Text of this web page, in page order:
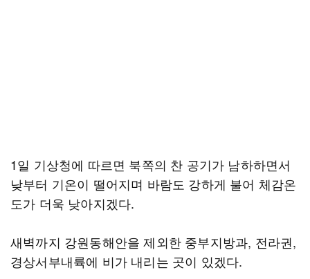
1일 기상청에 따르면 북쪽의 찬 공기가 남하하면서
낮부터 기온이 떨어지며 바람도 강하게 불어 체감온
도가 더욱 낮아지겠다.
새벽까지 강원동해안을 제외한 중부지방과, 전라권,
경상서부내륙에 비가 내리는 곳이 있겠다.